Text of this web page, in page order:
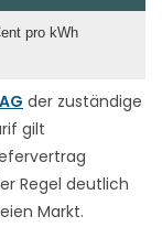
der zuständige
gilt
Regel deutlich
Markt.
pro kWh